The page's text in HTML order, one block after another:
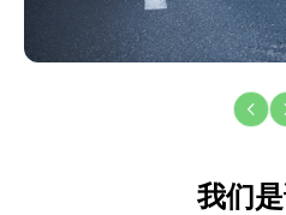
我们